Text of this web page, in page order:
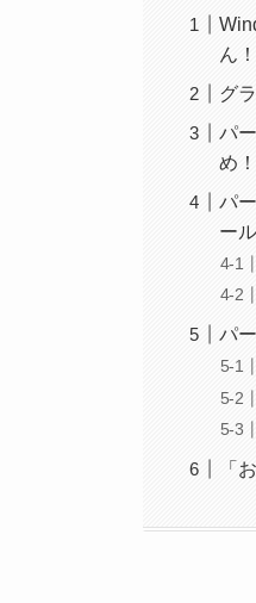
ん！
グ
パ
め！
パ
ー
パ
「